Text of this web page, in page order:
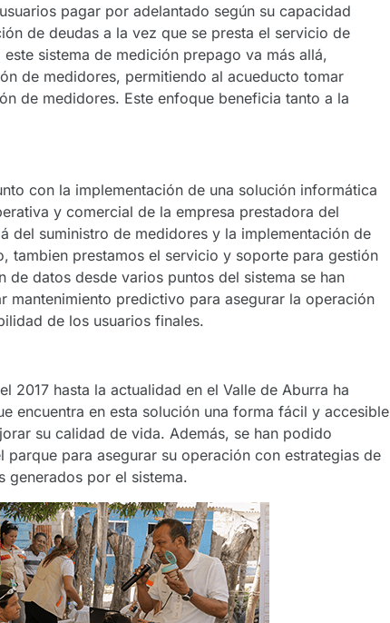
pagar por adelantado según su capacidad
de deudas a la vez que se presta el servicio de
sistema de medición prepago va más allá,
de medidores, permitiendo al acueducto tomar
de medidores. Este enfoque beneficia tanto a la
con la implementación de una solución informática
y comercial de la empresa prestadora del
del suministro de medidores y la implementación de
tambien prestamos el servicio y soporte para gestión
de datos desde varios puntos del sistema se han
predictivo para asegurar la operación
de los usuarios finales.
2017 hasta la actualidad en el Valle de Aburra ha
encuentra en esta solución una forma fácil y accesible
su calidad de vida. Además, se han podido
para asegurar su operación con estrategias de
generados por el sistema.